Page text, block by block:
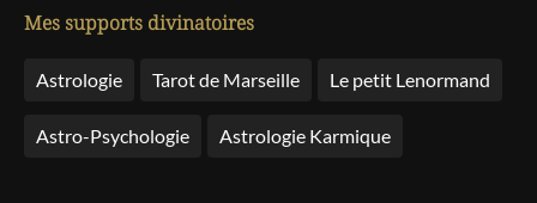
Mes supports divinatoires
Astrologie Tarot de Marseille Le petit Lenormand
Astro-Psychologie Astrologie Karmique